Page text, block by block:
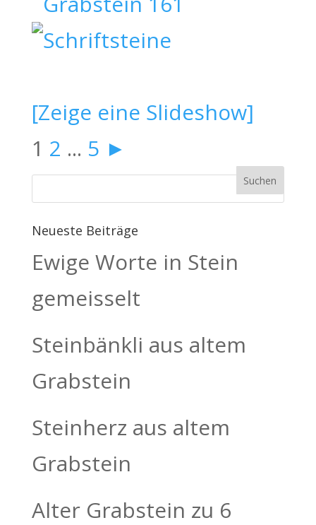
[Zeige eine Slideshow]
1 2 ... 5 ►
Neueste Beiträge
Ewige Worte in Stein
gemeisselt
Steinbänkli aus altem
Grabstein
Steinherz aus altem
Grabstein
Alter Grabstein zu 6